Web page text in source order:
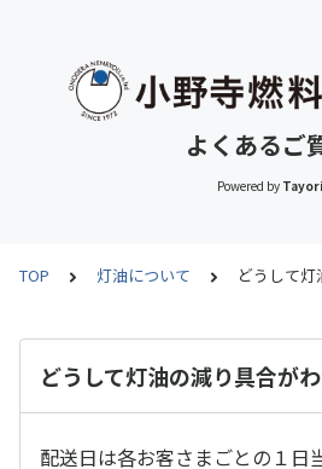
よくあるご
Powered by Tayori
TOP 灯油について どうして
どうして灯油の減り具合が
配送日は各お客さまごとの１日